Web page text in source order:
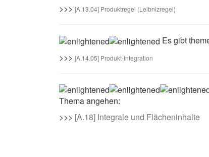
>>> [A.13.04] Produktregel (Leibnizregel)
Es gibt
>>> [A.14.05] Produkt-Integration
Thema angehen:
>>> [A.18] Integrale und Flächeninhalte